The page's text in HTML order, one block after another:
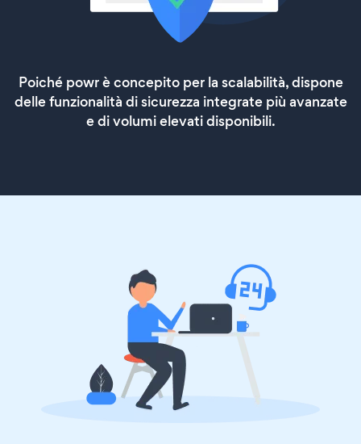
Poiché powr è concepito per la scalabilità, dispone
delle funzionalità di sicurezza integrate più avanzate
e di volumi elevati disponibili.